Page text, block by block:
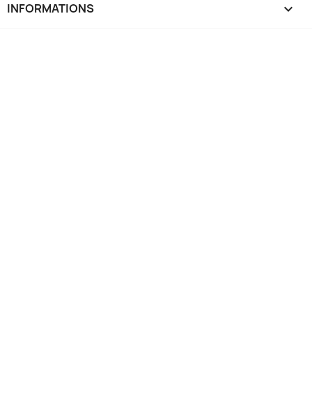
INFORMATIONS keyboard_arrow_down